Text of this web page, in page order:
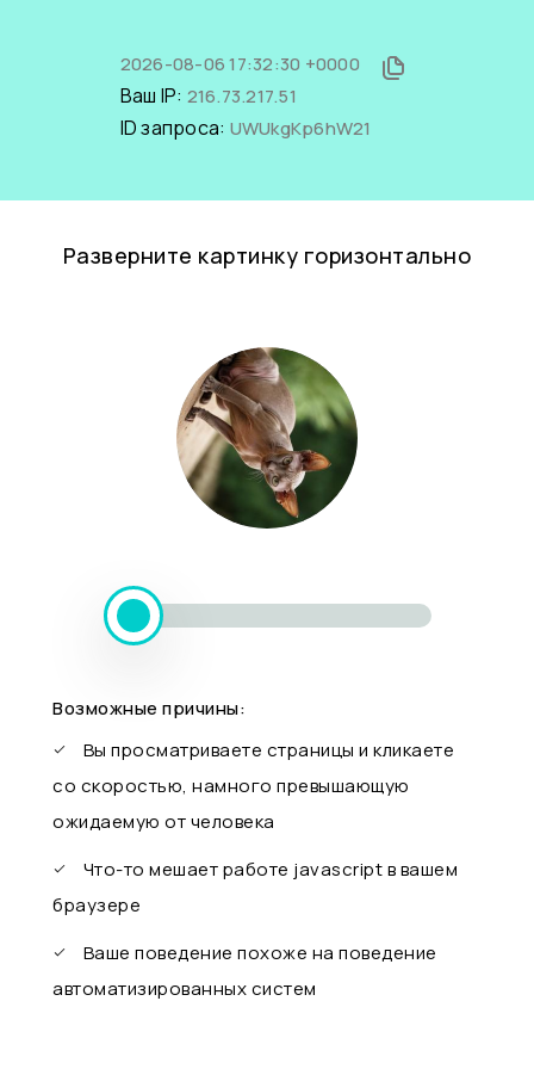
2026-08-06 17:32:30 +0000
Ваш IP: 216.73.217.51
ID запроса: UWUkgKp6hW21
Разверните картинку горизонтально
Возможные причины:
Вы просматриваете страницы и кликаете
со скоростью, намного превышающую
ожидаемую от человека
Что-то мешает работе javascript в вашем
браузере
Ваше поведение похоже на поведение
автоматизированных систем